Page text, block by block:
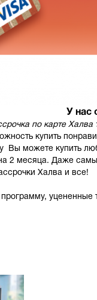
У нас
по карте Халва
купить
Вы можете купить
2 месяца. Даже
Халва и все!